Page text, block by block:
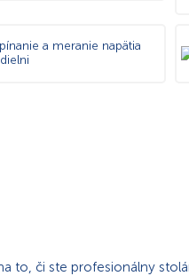
a meranie napätia
to, či ste profesionálny